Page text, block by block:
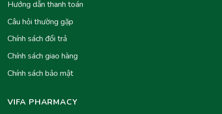
Hướng dẫn thanh toán
Câu hỏi thường gặp
Chính sách đổi trả
Chính sách giao hàng
Chính sách bảo mật
VIFA PHARMACY